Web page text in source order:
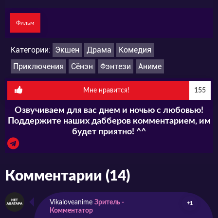
Фильм
Категории: Экшен Драма
Комедия
Приключения
Сёнэн Фэнтези Аниме
Мне нравится! 155
Озвучиваем для вас днем и ночью с любовью!
Поддержите наших дабберов комментарием, им
будет приятно! ^^
Комментарии (14)
Vikaloveanime Зритель -
Комментатор
+1